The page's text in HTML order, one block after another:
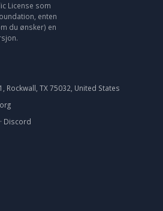
License som
enten
du ønsker) en
Rockwall, TX 75032, United States
· Discord